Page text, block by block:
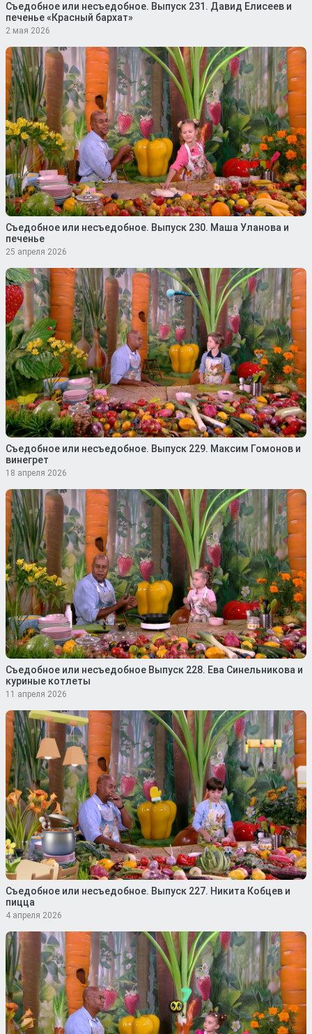
Съедобное или несъедобное. Выпуск 231. Давид Елисеев и
печенье «Красный бархат»
2 мая 2026
Съедобное или несъедобное. Выпуск 230. Маша Уланова и
печенье
25 апреля 2026
Съедобное или несъедобное. Выпуск 229. Максим Гомонов и
винегрет
18 апреля 2026
Съедобное или несъедобное Выпуск 228. Ева Синельникова и
куриные котлеты
11 апреля 2026
Съедобное или несъедобное. Выпуск 227. Никита Кобцев и
пицца
4 апреля 2026